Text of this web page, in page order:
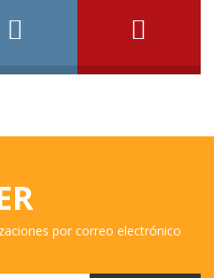
por correo electrónico